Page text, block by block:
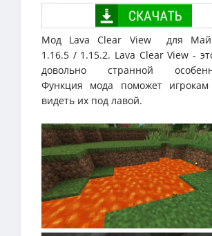
Мод Lava Clear View для
1.16.5 / 1.15.2. Lava Clear View -
довольно странной
Функция мода поможет
видеть их под лавой.